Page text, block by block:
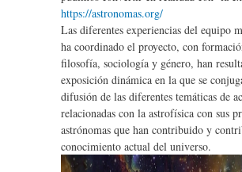
https://astronomas.org/
Las diferentes experiencias del equipo
ha coordinado el proyecto, con
filosofía, sociología y género, han
exposición dinámica en la que se
difusión de las diferentes temáticas de
relacionadas con la astrofísica con sus
astrónomas que han contribuido y
conocimiento actual del universo.